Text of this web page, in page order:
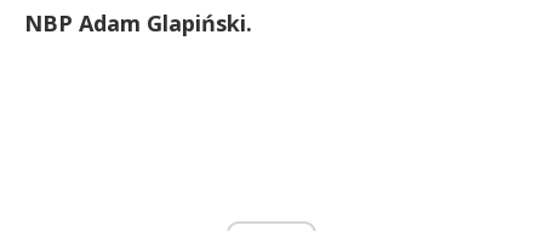
NBP Adam Glapiński.